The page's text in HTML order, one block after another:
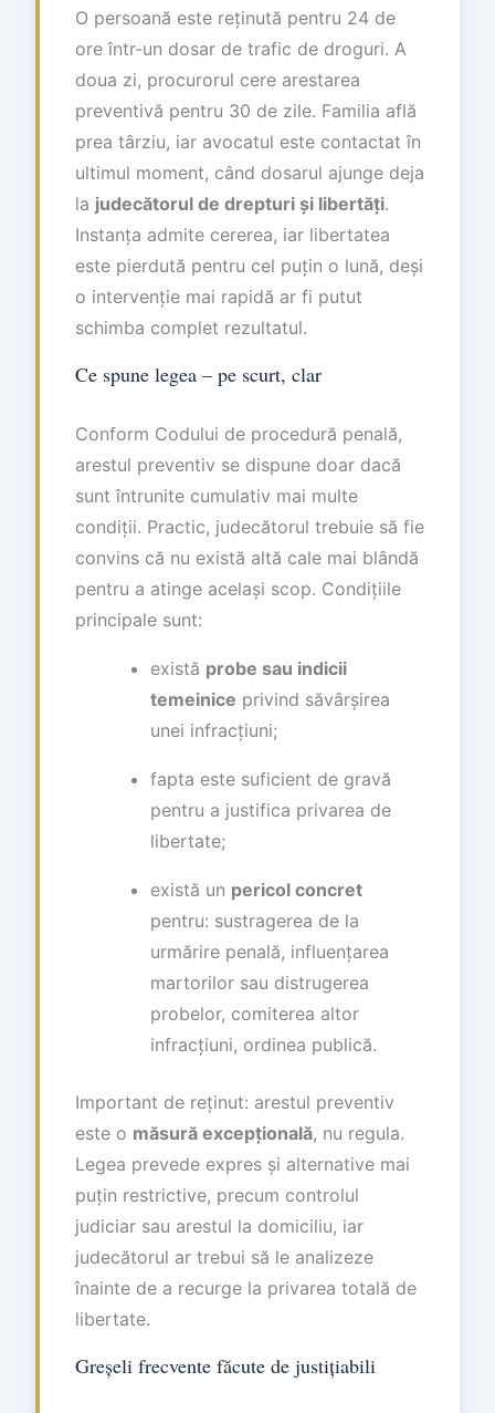
O persoană este reținută pentru 24 de
ore într-un dosar de trafic de droguri. A
doua zi, procurorul cere arestarea
preventivă pentru 30 de zile. Familia află
prea târziu, iar avocatul este contactat în
ultimul moment, când dosarul ajunge deja
la judecătorul de drepturi și libertăți.
Instanța admite cererea, iar libertatea
este pierdută pentru cel puțin o lună, deși
o intervenție mai rapidă ar fi putut
schimba complet rezultatul.
Ce spune legea – pe scurt, clar
Conform Codului de procedură penală,
arestul preventiv se dispune doar dacă
sunt întrunite cumulativ mai multe
condiții. Practic, judecătorul trebuie să fie
convins că nu există altă cale mai blândă
pentru a atinge același scop. Condițiile
principale sunt:
există probe sau indicii
temeinice privind săvârșirea
unei infracțiuni;
fapta este suficient de gravă
pentru a justifica privarea de
libertate;
există un pericol concret
pentru: sustragerea de la
urmărire penală, influențarea
martorilor sau distrugerea
probelor, comiterea altor
infracțiuni, ordinea publică.
Important de reținut: arestul preventiv
este o măsură excepțională, nu regula.
Legea prevede expres și alternative mai
puțin restrictive, precum controlul
judiciar sau arestul la domiciliu, iar
judecătorul ar trebui să le analizeze
înainte de a recurge la privarea totală de
libertate.
Greșeli frecvente făcute de justițiabili